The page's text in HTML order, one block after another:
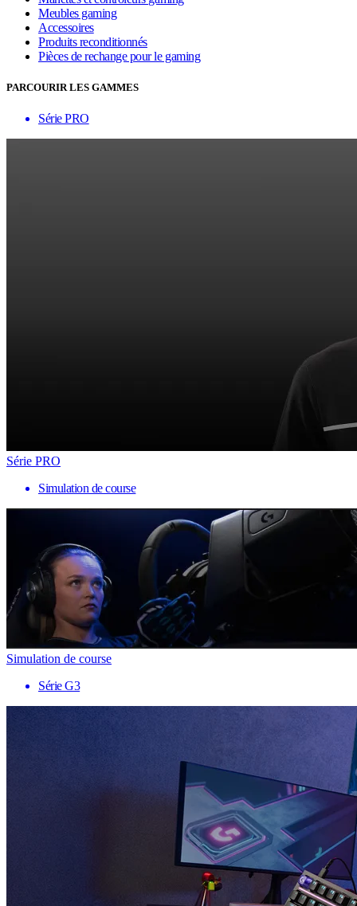
Meubles gaming
Accessoires
Produits reconditionnés
Pièces de rechange pour le gaming
PARCOURIR LES GAMMES
Série PRO
Série PRO
Simulation de course
Simulation de course
Série G3